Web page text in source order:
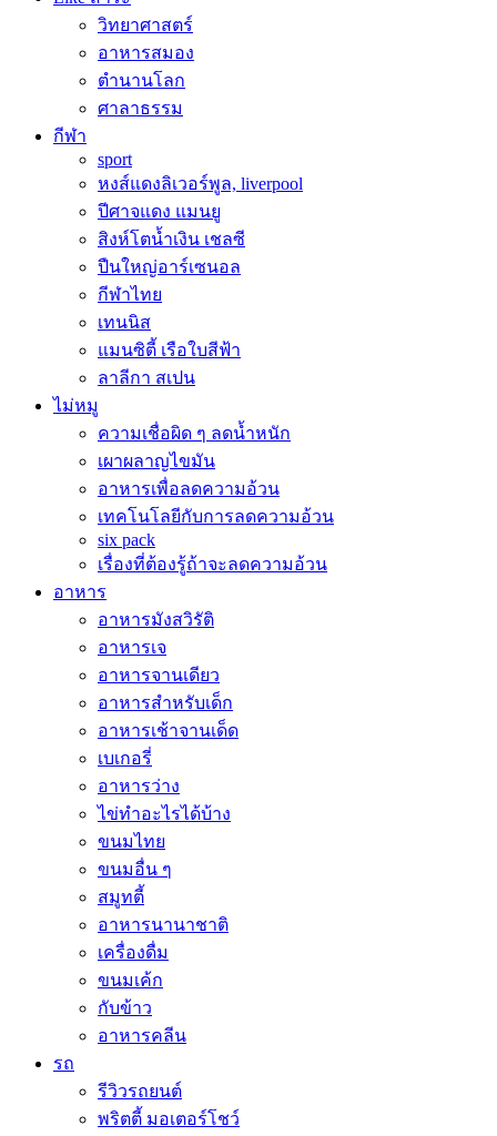
วิทยาศาสตร์
อาหารสมอง
ตำนานโลก
ศาลาธรรม
กีฬา
sport
หงส์แดงลิเวอร์พูล, liverpool
ปีศาจแดง แมนยู
สิงห์โตน้ำเงิน เชลซี
ปืนใหญ่อาร์เซนอล
กีฬาไทย
เทนนิส
แมนซิตี้ เรือใบสีฟ้า
ลาลีกา สเปน
ไม่หมู
ความเชื่อผิด ๆ ลดน้ำหนัก
เผาผลาญไขมัน
อาหารเพื่อลดความอ้วน
เทคโนโลยีกับการลดความอ้วน
six pack
เรื่องที่ต้องรู้ถ้าจะลดความอ้วน
อาหาร
อาหารมังสวิรัติ
อาหารเจ
อาหารจานเดียว
อาหารสำหรับเด็ก
อาหารเช้าจานเด็ด
เบเกอรี่
อาหารว่าง
ไข่ทำอะไรได้บ้าง
ขนมไทย
ขนมอื่น ๆ
สมูทตี้
อาหารนานาชาติ
เครื่องดื่ม
ขนมเค้ก
กับข้าว
อาหารคลีน
รถ
รีวิวรถยนต์
พริตตี้ มอเตอร์โชว์